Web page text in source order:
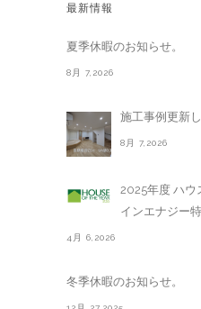
最新情報
夏季休暇のお知らせ。
8月 7,2026
施工事例更新し
8月 7,2026
2025年度 ハウ
インエナジー
4月 6,2026
冬季休暇のお知らせ。